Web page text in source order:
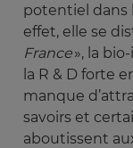
potentiel dans
effet, elle se
France», la
la R & D forte
manque
savoirs et
aboutissent